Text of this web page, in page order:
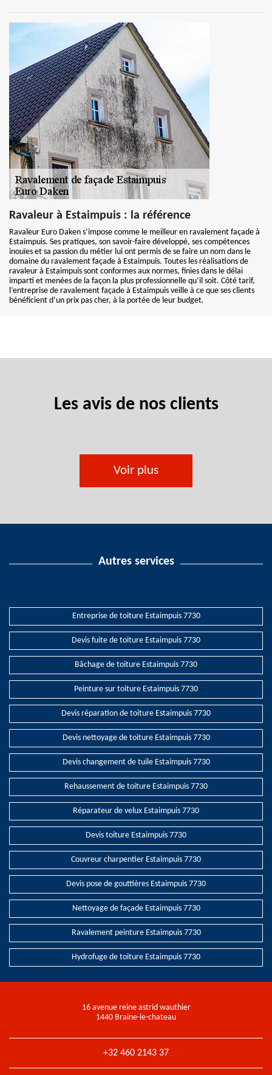
Ravaleur à Estaimpuis : la référence
Ravaleur Euro Daken s’impose comme le meilleur en ravalement façade à
Estaimpuis. Ses pratiques, son savoir-faire développé, ses compétences
inouïes et sa passion du métier lui ont permis de se faire un nom dans le
domaine du ravalement façade à Estaimpuis. Toutes les réalisations de
ravaleur à Estaimpuis sont conformes aux normes, finies dans le délai
imparti et menées de la façon la plus professionnelle qu’il soit. Côté tarif,
l’entreprise de ravalement façade à Estaimpuis veille à ce que ses clients
bénéficient d’un prix pas cher, à la portée de leur budget.
Les avis de nos clients
Voir plus
Autres services
Entreprise de toiture Estaimpuis 7730
Devis fuite de toiture Estaimpuis 7730
Bâchage de toiture Estaimpuis 7730
Peinture sur toiture Estaimpuis 7730
Devis réparation de toiture Estaimpuis 7730
Devis nettoyage de toiture Estaimpuis 7730
Devis changement de tuile Estaimpuis 7730
Rehaussement de toiture Estaimpuis 7730
Réparateur de velux Estaimpuis 7730
Devis toiture Estaimpuis 7730
Couvreur charpentier Estaimpuis 7730
Devis pose de gouttières Estaimpuis 7730
Nettoyage de façade Estaimpuis 7730
Ravalement peinture Estaimpuis 7730
Hydrofuge de toiture Estaimpuis 7730
16 avenue reine astrid wauthier
1440 Braine-le-chateau
+32 460 2143 37